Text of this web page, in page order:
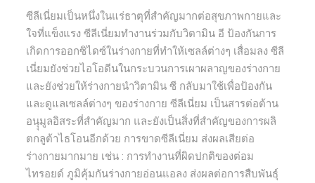
ซีลีเนี่ยมเป็นหนึ่งในแร่ธาตุที่สำคัญมากต่อสุขภาพกายและ
ใจที่แข็งแรง ซีลีเนี่ยมทำงานร่วมกับวิตามิน อี ป้องกันการ
เกิดการออกซิไดซ์ในร่างกายที่ทำให้เซลล์ต่างๆ เสื่อมลง ซีลี
เนี่ยมยังช่วยไอโอดีนในกระบวนการเผาผลาญของร่างกาย
และยังช่วยให้ร่างกายนำวิตามิน ซี กลับมาใช้เพื่อป้องกัน
และดูแลเซลล์ต่างๆ ของร่างกาย ซีลีเนี่ยม เป็นสารต่อต้าน
อนุุมูลอิสระที่สำคัญมาก และยังเป็นสิ่งที่สำคัญของการผลิ
ตกลูต้าไธโอนอีกด้วย การขาดซีลีเนี่ยม ส่งผลเสียต่อ
ร่างกายมากมาย เช่น : การทำงานที่ผิดปกติของต่อม
ไทรอยด์ ภูมิคุ้มกันร่างกายอ่อนแอลง ส่งผลต่อการสืบพันธุ์